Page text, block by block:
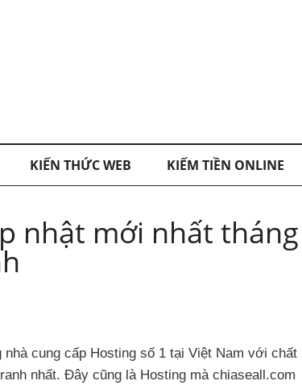
KIẾN THỨC WEB KIẾM TIỀN ONLINE
nhật mới nhất tháng
cung cấp Hosting số 1 tại Việt Nam với chất
nhất. Đây cũng là Hosting mà chiaseall.com